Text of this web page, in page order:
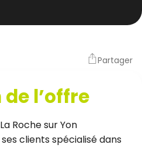
Partager
l’offre
La Roche sur Yon
clients spécialisé dans